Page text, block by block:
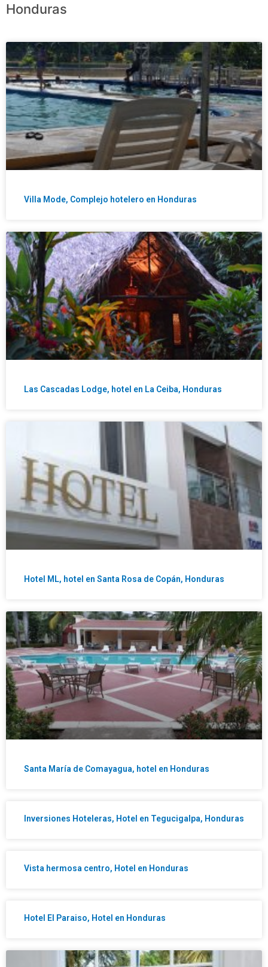
Honduras
Villa Mode, Complejo hotelero en Honduras
Las Cascadas Lodge, hotel en La Ceiba, Honduras
Hotel ML, hotel en Santa Rosa de Copán, Honduras
Santa María de Comayagua, hotel en Honduras
Inversiones Hoteleras, Hotel en Tegucigalpa, Honduras
Vista hermosa centro, Hotel en Honduras
Hotel El Paraiso, Hotel en Honduras